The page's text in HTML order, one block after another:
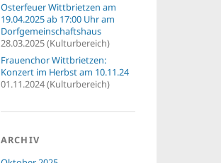
Osterfeuer Wittbrietzen am
19.04.2025 ab 17:00 Uhr am
Dorfgemeinschaftshaus
28.03.2025 (Kulturbereich)
Frauenchor Wittbrietzen:
Konzert im Herbst am 10.11.24
01.11.2024 (Kulturbereich)
ARCHIV